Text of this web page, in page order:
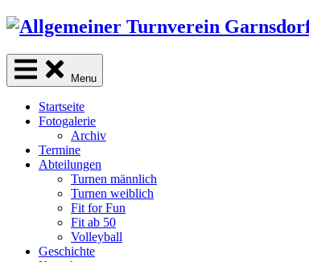
Skip
content
Menu
Startseite
Fotogalerie
Archiv
Termine
Abteilungen
Turnen männlich
Turnen weiblich
Fit for Fun
Fit ab 50
Volleyball
Geschichte